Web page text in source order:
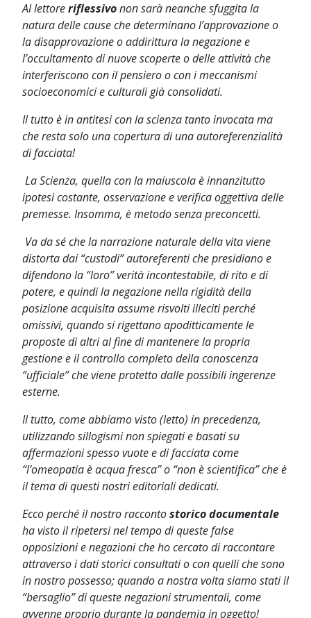
Al lettoreriflessivonon sarà neanche sfuggita la
natura delle cause che determinano l’approvazione o
la disapprovazione o addirittura la negazione e
l’occultamento di nuove scoperte o delle attività che
interferiscono con il pensiero o con i meccanismi
socioeconomici e culturali già consolidati.
Il tutto è in antitesi con la scienza tanto invocata ma
che resta solo una copertura di una autoreferenzialità
di facciata!
La Scienza, quella con la maiuscola è innanzitutto
ipotesi costante, osservazione e verifica oggettiva delle
premesse. Insomma, è metodo senza preconcetti.
Va da sé che la narrazione naturale della vita viene
distorta dai “custodi” autoreferenti che presidiano e
difendono la “loro” verità incontestabile, di rito e di
potere, e quindi la negazione nella rigidità della
posizione acquisita assume risvolti illeciti perché
omissivi, quando si rigettano apoditticamente le
proposte di altri al fine di mantenere la propria
gestione e il controllo completo della conoscenza
“ufficiale” che viene protetto dalle possibili ingerenze
esterne.
Il tutto, come abbiamo visto (letto) in precedenza,
utilizzando sillogismi non spiegati e basati su
affermazioni spesso vuote e di facciata come
“l’omeopatia è acqua fresca” o “non è scientifica” che è
il tema di questi nostri editoriali dedicati.
Ecco perché il nostro raccontostorico documentale
ha visto il ripetersi nel tempo di queste false
opposizioni e negazioni che ho cercato di raccontare
attraverso i dati storici consultati o con quelli che sono
in nostro possesso; quando a nostra volta siamo stati il
“bersaglio” di queste negazioni strumentali, come
avvenne proprio durante la pandemia in oggetto!